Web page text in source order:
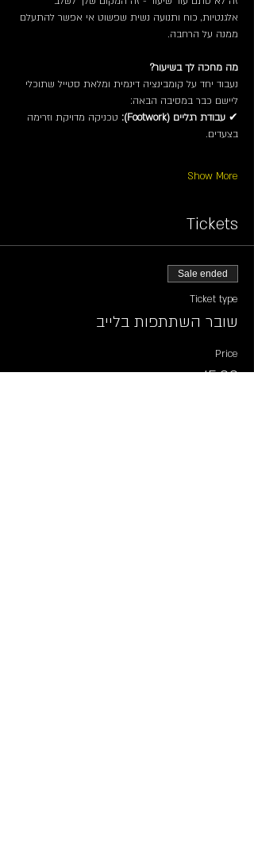
אלגנטיות, כוח ותנועה נשית שפשוט אי אפשר להתעלם
ממנה על הרחבה.
מה מחכה לך בשיעור?
נעבוד יחד על קומבינציה דינמית ומלאת סטייל שתוכלי
ליישם כבר במסיבה הבאה:
✔ עבודת רגליים (Footwork):
טכניקה מדויקת וזרימה
בצעדים.
Show More
Tickets
Sale ended
Ticket type
שובר השתתפות בלייב
Price
₪15.00